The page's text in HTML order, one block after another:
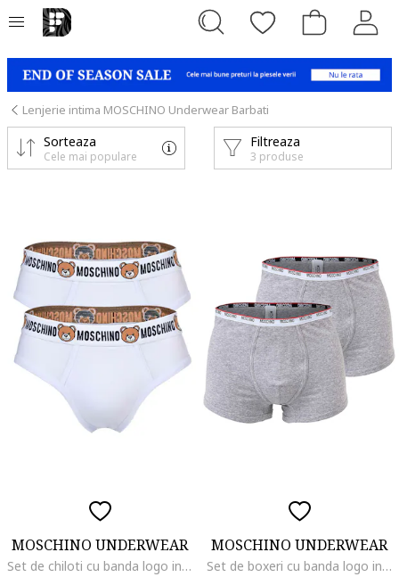
Lenjerie intima MOSCHINO Underwear Barbati
Filtreaza
3 produse
Sorteaza
Cele mai populare
MOSCHINO UNDERWEAR
Set de chiloti cu banda logo in talie - 2 perechi, Alb
MOSCHINO UNDERWEAR
Set de boxeri cu banda logo in talie - 2 perechi, Gri